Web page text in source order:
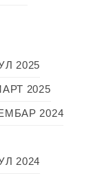
2025
2025
2024
2024